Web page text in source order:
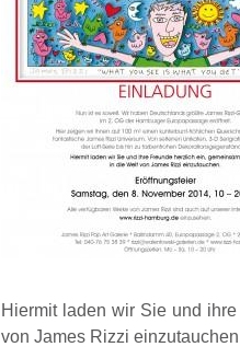
Hiermit laden wir Sie und
von James Rizzi